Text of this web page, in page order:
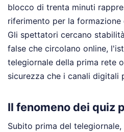
blocco di trenta minuti
riferimento per la
Gli spettatori cercano
false che circolano online,
telegiornale della prima rete
sicurezza che i canali digitali
Il fenomeno dei quiz
Subito prima del